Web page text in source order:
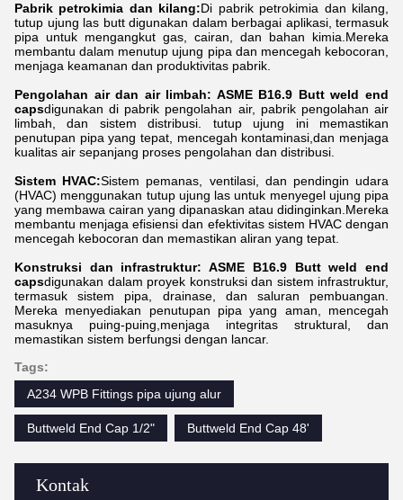
Kontak
Pabrik petrokimia dan kilang:Di pabrik petrokimia dan kilang,
tutup ujung las butt digunakan dalam berbagai aplikasi, termasuk
pipa untuk mengangkut gas, cairan, dan bahan kimia.Mereka
membantu dalam menutup ujung pipa dan mencegah kebocoran,
menjaga keamanan dan produktivitas pabrik.
Pengolahan air dan air limbah: ASME B16.9 Butt weld end
capsdigunakan di pabrik pengolahan air, pabrik pengolahan air
limbah, dan sistem distribusi. tutup ujung ini memastikan
penutupan pipa yang tepat, mencegah kontaminasi,dan menjaga
kualitas air sepanjang proses pengolahan dan distribusi.
Sistem HVAC:Sistem pemanas, ventilasi, dan pendingin udara
(HVAC) menggunakan tutup ujung las untuk menyegel ujung pipa
yang membawa cairan yang dipanaskan atau didinginkan.Mereka
membantu menjaga efisiensi dan efektivitas sistem HVAC dengan
mencegah kebocoran dan memastikan aliran yang tepat.
Konstruksi dan infrastruktur: ASME B16.9 Butt weld end
capsdigunakan dalam proyek konstruksi dan sistem infrastruktur,
termasuk sistem pipa, drainase, dan saluran pembuangan.
Mereka menyediakan penutupan pipa yang aman, mencegah
masuknya puing-puing,menjaga integritas struktural, dan
memastikan sistem berfungsi dengan lancar.
Tags:
A234 WPB Fittings pipa ujung alur
Buttweld End Cap 1/2" Buttweld End Cap 48'